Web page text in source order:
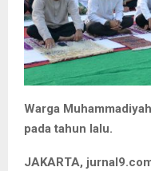
Warga
pada tahun lalu.
JAKARTA,